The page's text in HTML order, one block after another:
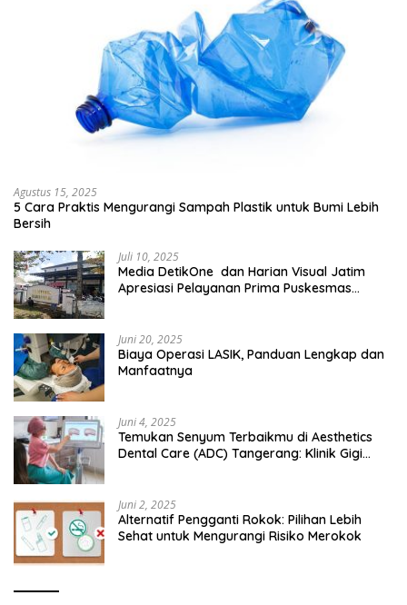
Agustus 15, 2025
5 Cara Praktis Mengurangi Sampah Plastik untuk Bumi Lebih
Bersih
Juli 10, 2025
Media DetikOne dan Harian Visual Jatim
Apresiasi Pelayanan Prima Puskesmas
Juni 20, 2025
Biaya Operasi LASIK, Panduan Lengkap dan
Manfaatnya
Juni 4, 2025
Temukan Senyum Terbaikmu di Aesthetics
Dental Care (ADC) Tangerang: Klinik Gigi
Juni 2, 2025
Alternatif Pengganti Rokok: Pilihan Lebih
Sehat untuk Mengurangi Risiko Merokok